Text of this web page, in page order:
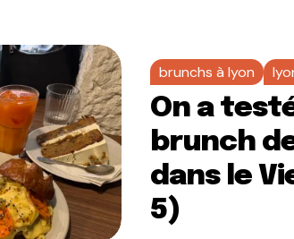
brunchs à lyon
On a
brunch
dans le
5)